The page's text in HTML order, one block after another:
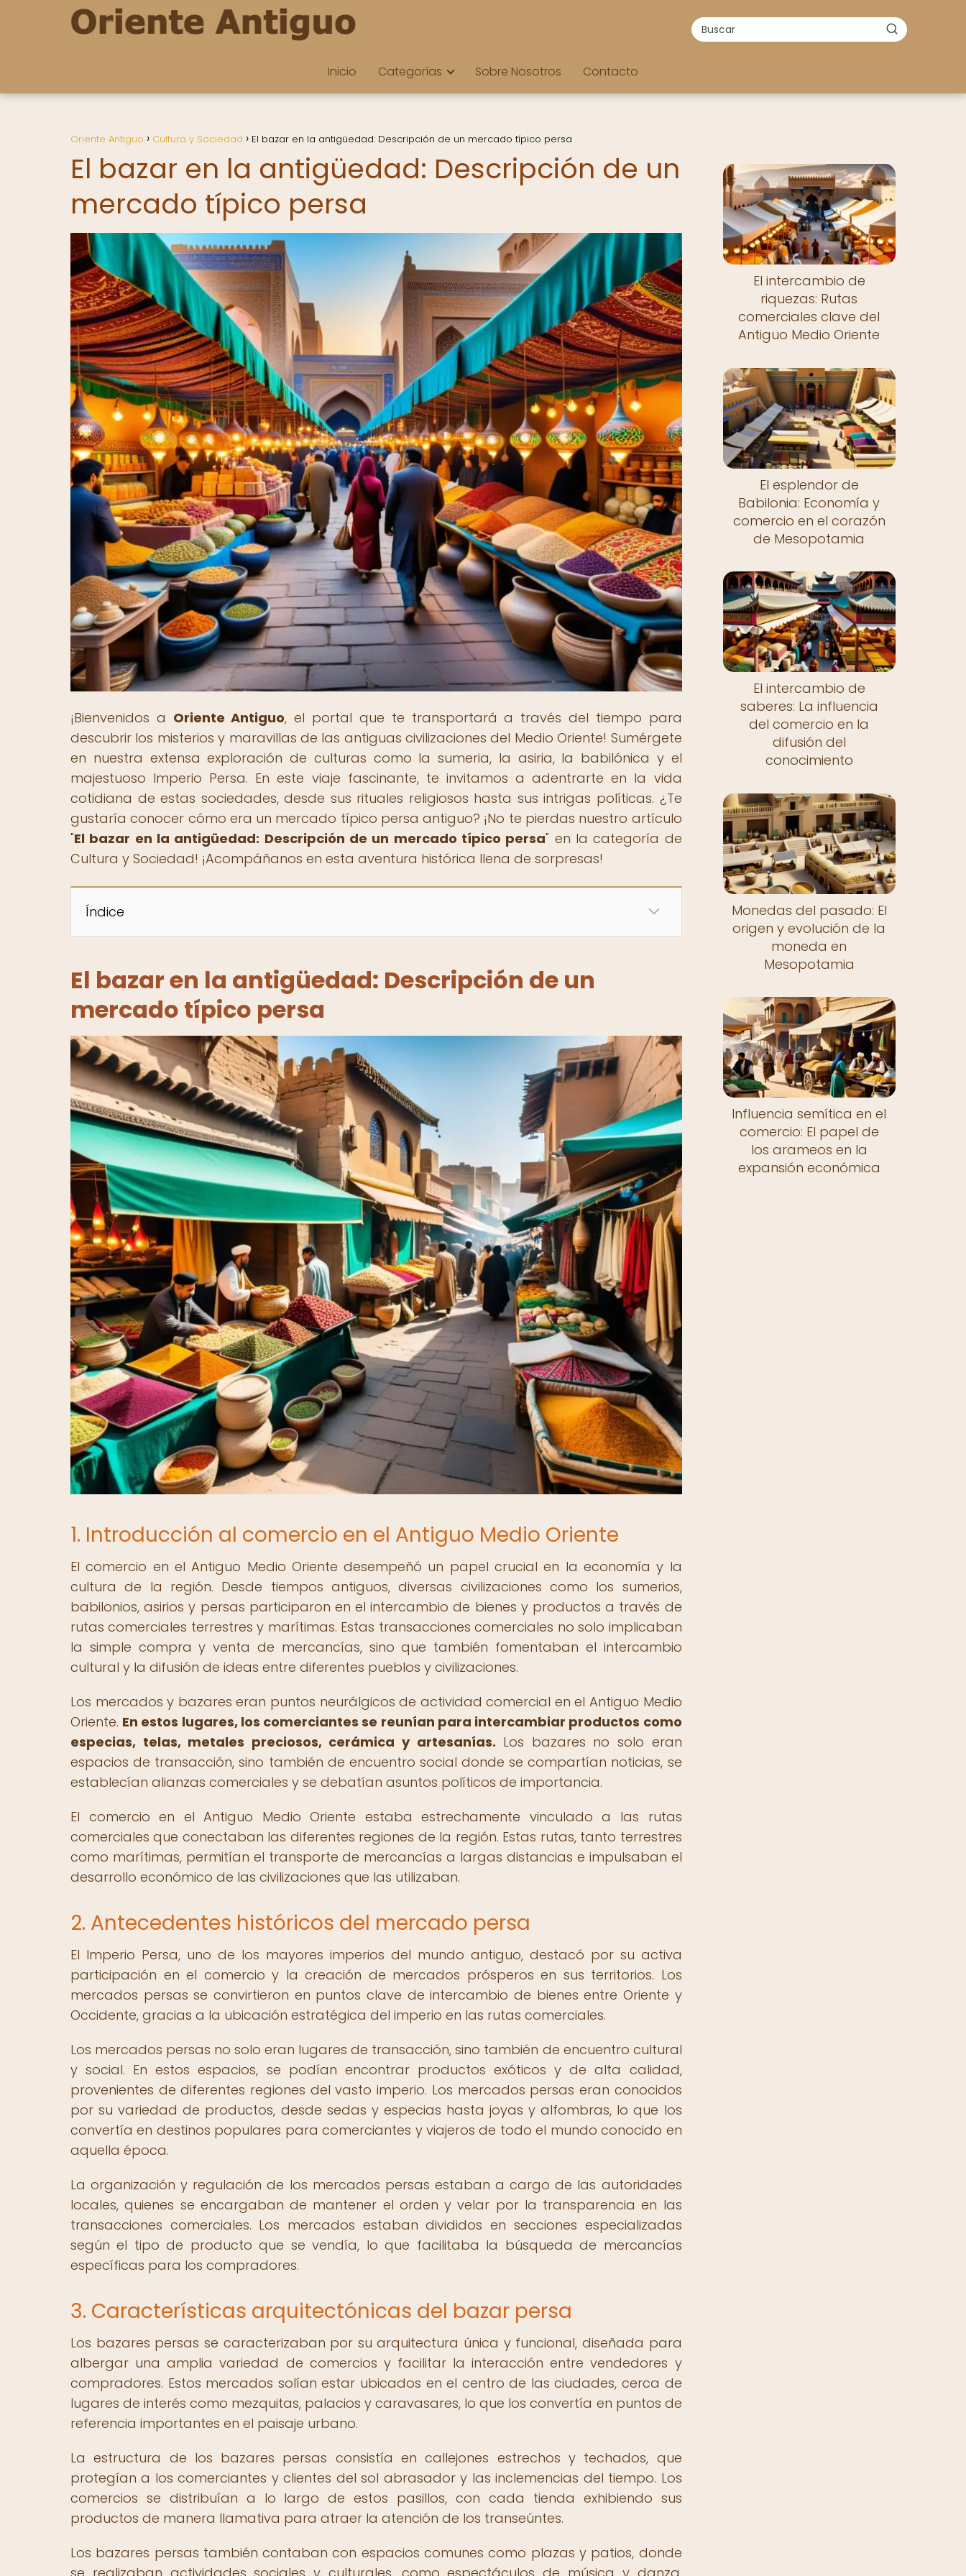
Inicio Categorías Sobre Nosotros Contacto
Oriente Antiguo Cultura y Sociedad El bazar en la antigüedad: Descripción de un mercado típico persa
El bazar en la antigüedad: Descripción de un
mercado típico persa
¡Bienvenidos a Oriente Antiguo, el portal que te transportará a través del tiempo para
descubrir los misterios y maravillas de las antiguas civilizaciones del Medio Oriente! Sumérgete
en nuestra extensa exploración de culturas como la sumeria, la asiria, la babilónica y el
majestuoso Imperio Persa. En este viaje fascinante, te invitamos a adentrarte en la vida
cotidiana de estas sociedades, desde sus rituales religiosos hasta sus intrigas políticas. ¿Te
gustaría conocer cómo era un mercado típico persa antiguo? ¡No te pierdas nuestro artículo
"El bazar en la antigüedad: Descripción de un mercado típico persa" en la categoría de
Cultura y Sociedad! ¡Acompáñanos en esta aventura histórica llena de sorpresas!
Índice
El bazar en la antigüedad: Descripción de un
mercado típico persa
1. Introducción al comercio en el Antiguo Medio Oriente
El comercio en el Antiguo Medio Oriente desempeñó un papel crucial en la economía y la
cultura de la región. Desde tiempos antiguos, diversas civilizaciones como los sumerios,
babilonios, asirios y persas participaron en el intercambio de bienes y productos a través de
rutas comerciales terrestres y marítimas. Estas transacciones comerciales no solo implicaban
la simple compra y venta de mercancías, sino que también fomentaban el intercambio
cultural y la difusión de ideas entre diferentes pueblos y civilizaciones.
Los mercados y bazares eran puntos neurálgicos de actividad comercial en el Antiguo Medio
Oriente. En estos lugares, los comerciantes se reunían para intercambiar productos como
especias, telas, metales preciosos, cerámica y artesanías. Los bazares no solo eran
espacios de transacción, sino también de encuentro social donde se compartían noticias, se
establecían alianzas comerciales y se debatían asuntos políticos de importancia.
El comercio en el Antiguo Medio Oriente estaba estrechamente vinculado a las rutas
comerciales que conectaban las diferentes regiones de la región. Estas rutas, tanto terrestres
como marítimas, permitían el transporte de mercancías a largas distancias e impulsaban el
desarrollo económico de las civilizaciones que las utilizaban.
2. Antecedentes históricos del mercado persa
El Imperio Persa, uno de los mayores imperios del mundo antiguo, destacó por su activa
participación en el comercio y la creación de mercados prósperos en sus territorios. Los
mercados persas se convirtieron en puntos clave de intercambio de bienes entre Oriente y
Occidente, gracias a la ubicación estratégica del imperio en las rutas comerciales.
Los mercados persas no solo eran lugares de transacción, sino también de encuentro cultural
y social. En estos espacios, se podían encontrar productos exóticos y de alta calidad,
provenientes de diferentes regiones del vasto imperio. Los mercados persas eran conocidos
por su variedad de productos, desde sedas y especias hasta joyas y alfombras, lo que los
convertía en destinos populares para comerciantes y viajeros de todo el mundo conocido en
aquella época.
La organización y regulación de los mercados persas estaban a cargo de las autoridades
locales, quienes se encargaban de mantener el orden y velar por la transparencia en las
transacciones comerciales. Los mercados estaban divididos en secciones especializadas
según el tipo de producto que se vendía, lo que facilitaba la búsqueda de mercancías
específicas para los compradores.
3. Características arquitectónicas del bazar persa
Los bazares persas se caracterizaban por su arquitectura única y funcional, diseñada para
albergar una amplia variedad de comercios y facilitar la interacción entre vendedores y
compradores. Estos mercados solían estar ubicados en el centro de las ciudades, cerca de
lugares de interés como mezquitas, palacios y caravasares, lo que los convertía en puntos de
referencia importantes en el paisaje urbano.
La estructura de los bazares persas consistía en callejones estrechos y techados, que
protegían a los comerciantes y clientes del sol abrasador y las inclemencias del tiempo. Los
comercios se distribuían a lo largo de estos pasillos, con cada tienda exhibiendo sus
productos de manera llamativa para atraer la atención de los transeúntes.
Los bazares persas también contaban con espacios comunes como plazas y patios, donde
El intercambio de
riquezas: Rutas
comerciales clave del
Antiguo Medio Oriente
El esplendor de
Babilonia: Economía y
comercio en el corazón
de Mesopotamia
El intercambio de
saberes: La influencia
del comercio en la
difusión del
conocimiento
Monedas del pasado: El
origen y evolución de la
moneda en
Mesopotamia
Influencia semítica en el
comercio: El papel de
los arameos en la
expansión económica